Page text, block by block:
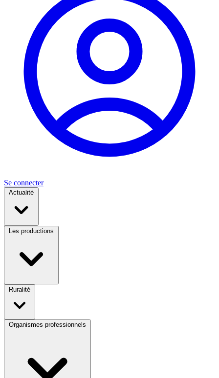
Se connecter
Actualité
Les productions
Ruralité
Organismes professionnels